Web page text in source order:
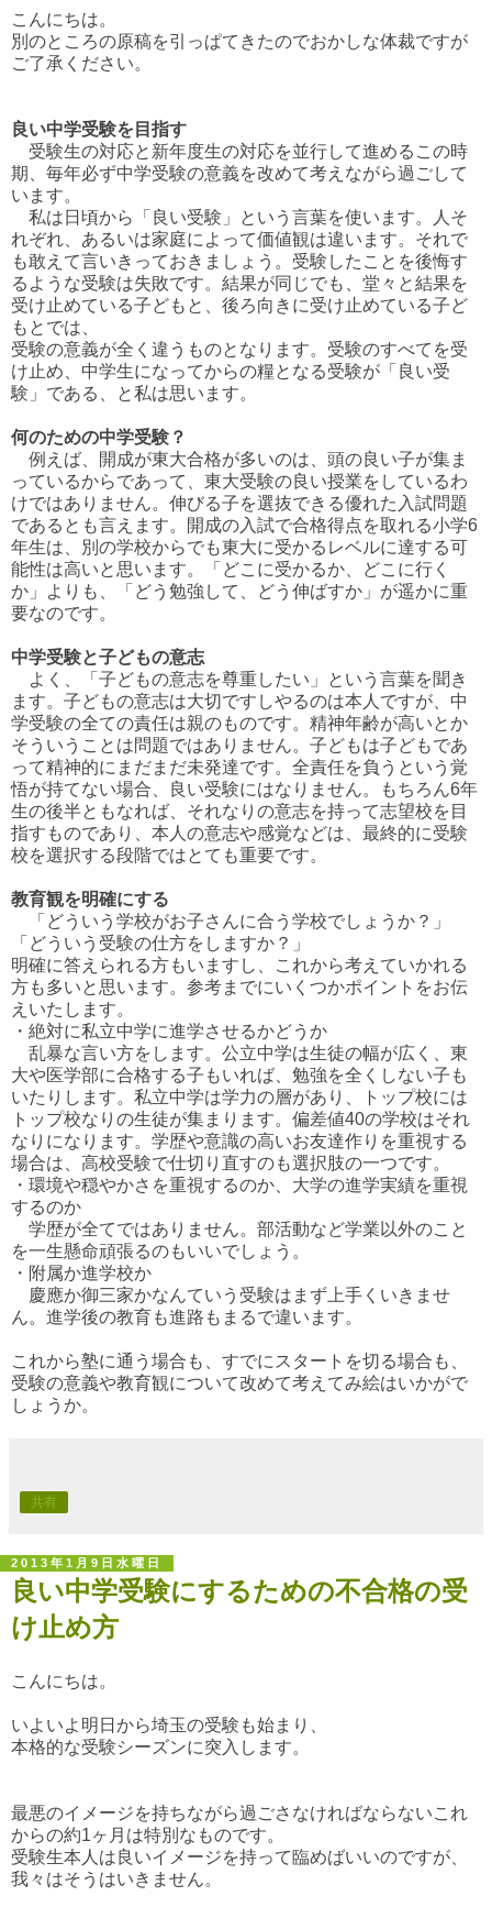
こんにちは。
別のところの原稿を引っぱてきたのでおかしな体裁ですが
ご了承ください。
良い中学受験を目指す
受験生の対応と新年度生の対応を並行して進めるこの時
期、毎年必ず中学受験の意義を改めて考えながら過ごして
います。
私は日頃から「良い受験」という言葉を使います。人そ
れぞれ、あるいは家庭によって価値観は違います。それで
も敢えて言いきっておきましょう。受験したことを後悔す
るような受験は失敗です。結果が同じでも、堂々と結果を
受け止めている子どもと、後ろ向きに受け止めている子ど
もとでは、
受験の意義が全く違うものとなります。受験のすべてを受
け止め、中学生になってからの糧となる受験が「良い受
験」である、と私は思います。
何のための中学受験？
例えば、開成が東大合格が多いのは、頭の良い子が集ま
っているからであって、東大受験の良い授業をしているわ
けではありません。伸びる子を選抜できる優れた入試問題
であるとも言えます。開成の入試で合格得点を取れる小学6
年生は、別の学校からでも東大に受かるレベルに達する可
能性は高いと思います。「どこに受かるか、どこに行く
か」よりも、「どう勉強して、どう伸ばすか」が遥かに重
要なのです。
中学受験と子どもの意志
よく、「子どもの意志を尊重したい」という言葉を聞き
ます。子どもの意志は大切ですしやるのは本人ですが、中
学受験の全ての責任は親のものです。精神年齢が高いとか
そういうことは問題ではありません。子どもは子どもであ
って精神的にまだまだ未発達です。全責任を負うという覚
悟が持てない場合、良い受験にはなりません。もちろん6年
生の後半ともなれば、それなりの意志を持って志望校を目
指すものであり、本人の意志や感覚などは、最終的に受験
校を選択する段階ではとても重要です。
教育観を明確にする
「どういう学校がお子さんに合う学校でしょうか？」
「どういう受験の仕方をしますか？」
明確に答えられる方もいますし、これから考えていかれる
方も多いと思います。参考までにいくつかポイントをお伝
えいたします。
・絶対に私立中学に進学させるかどうか
乱暴な言い方をします。公立中学は生徒の幅が広く、東
大や医学部に合格する子もいれば、勉強を全くしない子も
いたりします。私立中学は学力の層があり、トップ校には
トップ校なりの生徒が集まります。偏差値40の学校はそれ
なりになります。学歴や意識の高いお友達作りを重視する
場合は、高校受験で仕切り直すのも選択肢の一つです。
・環境や穏やかさを重視するのか、大学の進学実績を重視
するのか
学歴が全てではありません。部活動など学業以外のこと
を一生懸命頑張るのもいいでしょう。
・附属か進学校か
慶應か御三家かなんていう受験はまず上手くいきませ
ん。進学後の教育も進路もまるで違います。
これから塾に通う場合も、すでにスタートを切る場合も、
受験の意義や教育観について改めて考えてみ絵はいかがで
しょうか。
共有
2013年1月9日水曜日
良い中学受験にするための不合格の受
け止め方
こんにちは。
いよいよ明日から埼玉の受験も始まり、
本格的な受験シーズンに突入します。
最悪のイメージを持ちながら過ごさなければならないこれ
からの約1ヶ月は特別なものです。
受験生本人は良いイメージを持って臨めばいいのですが、
我々はそうはいきません。